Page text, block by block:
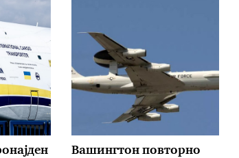
Вашингтон повторно